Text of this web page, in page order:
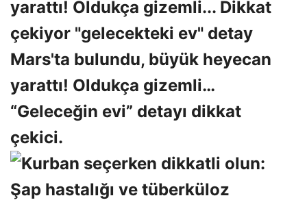
Mars'ta bulundu, büyük heyecan
yarattı! Oldukça gizemli…
“Geleceğin evi” detayı dikkat
çekici.